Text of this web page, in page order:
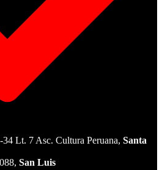
Lt. 7 Asc. Cultura Peruana, Santa
San Luis